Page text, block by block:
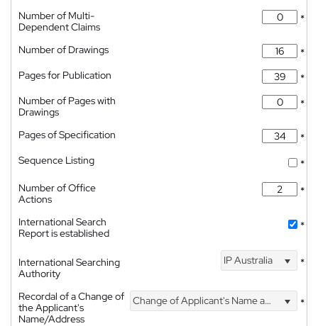
Number of Multi-
Dependent Claims
*
Number of Drawings
*
Pages for Publication
*
Number of Pages with
Drawings
*
Pages of Specification
*
Sequence Listing
*
Number of Office
Actions
*
International Search
Report is established
*
International Searching
Authority
IP Australia *
Recordal of a Change of
the Applicant's
Name/Address
Change of Applicant's Name and Address *